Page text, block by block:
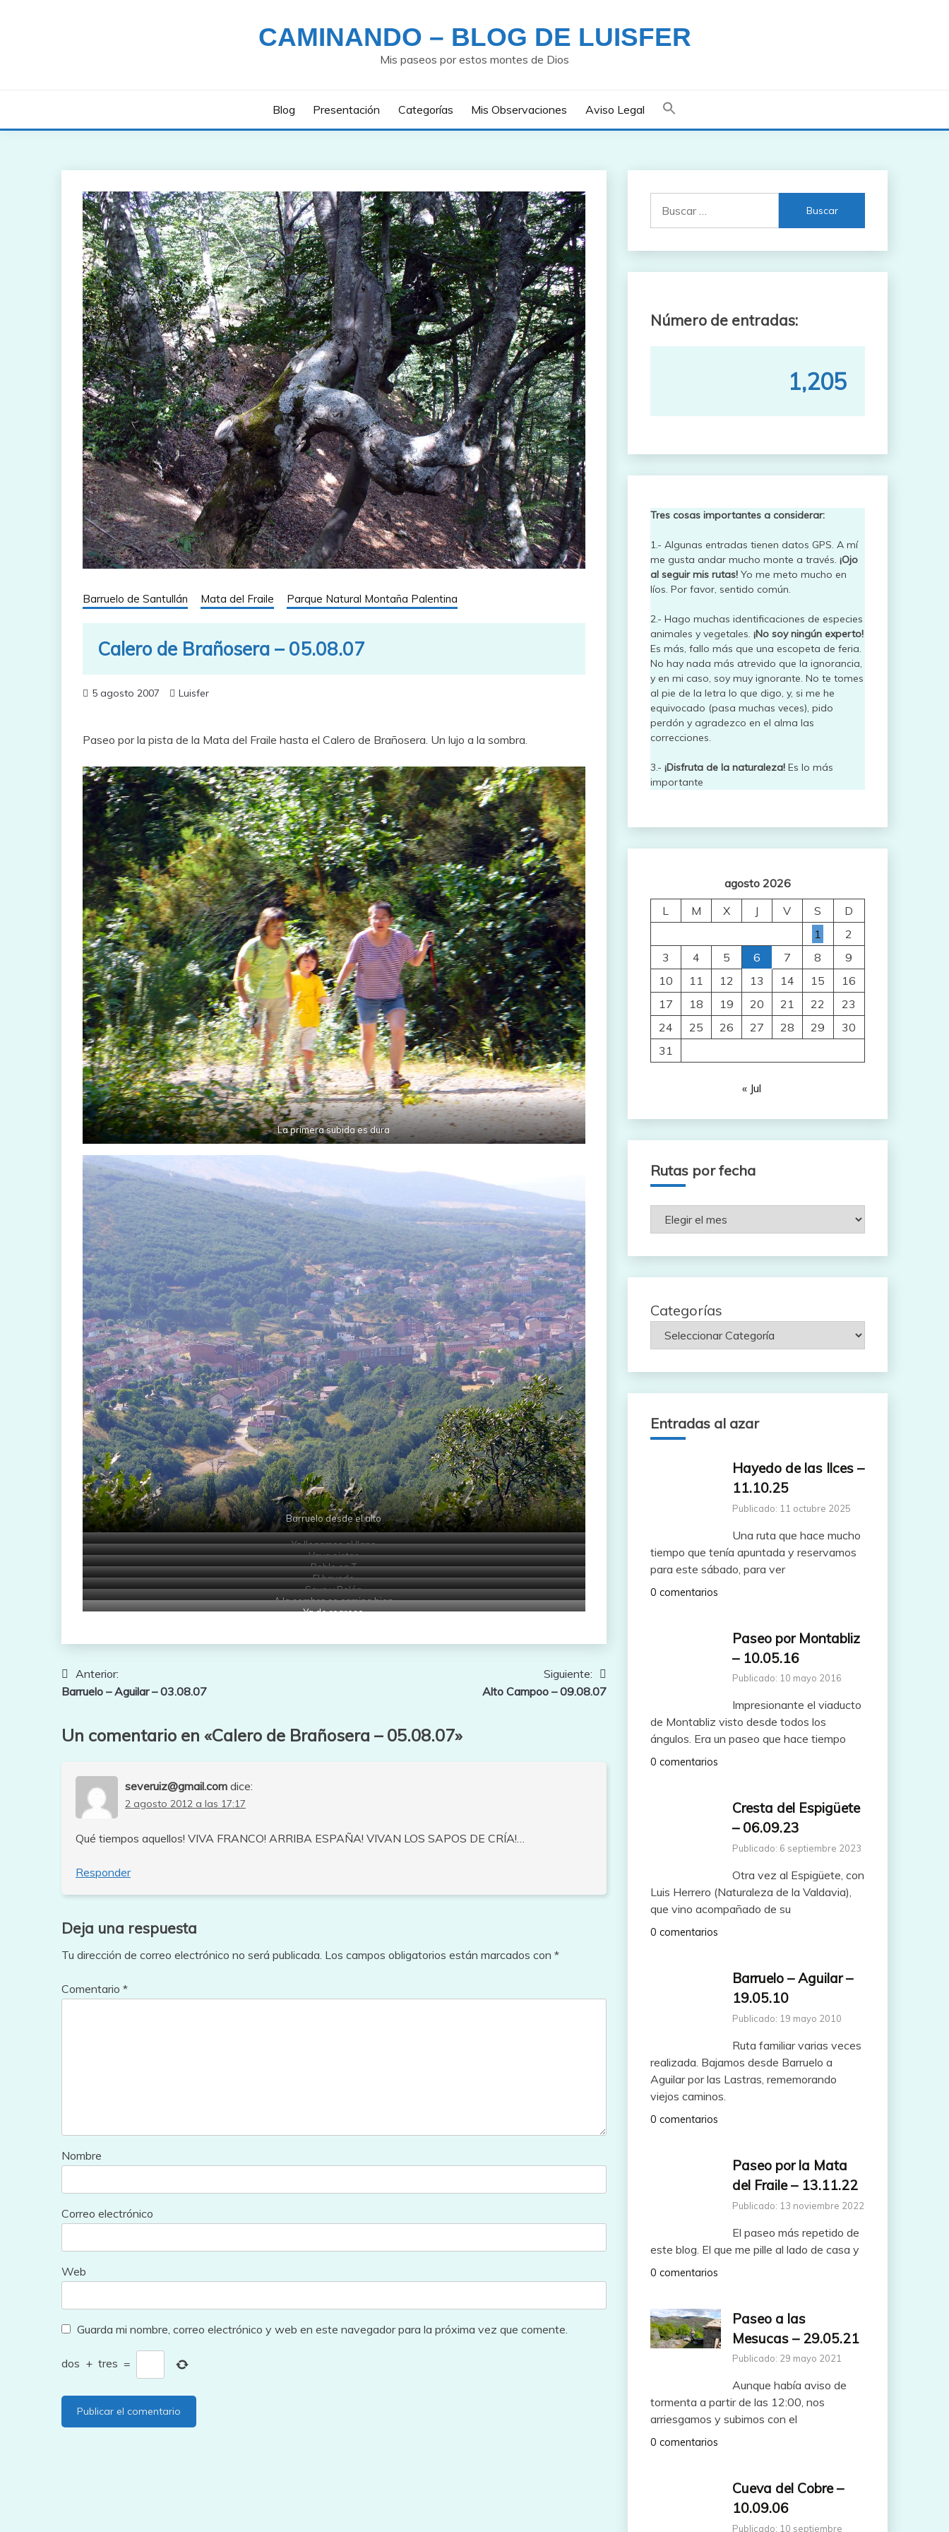
CAMINANDO – BLOG DE LUISFER
Mis paseos por estos montes de Dios
Blog Presentación Categorías Mis Observaciones Aviso Legal
Barruelo de Santullán Mata del Fraile Parque Natural Montaña Palentina
Calero de Brañosera – 05.08.07
5 agosto 2007 Luisfer
Paseo por la pista de la Mata del Fraile hasta el Calero de Brañosera. Un lujo a la sombra.
La primera subida es dura
Barruelo desde el alto
Ya llegamos al llano
Vaya pintas
Roble en T
El hayedo
Seve y Belén
A la sombra se camina bien
Ya de regreso
Navegación
de
entradas
Anterior:
Barruelo – Aguilar – 03.08.07
Siguiente:
Alto Campoo – 09.08.07
Un comentario en «Calero de Brañosera – 05.08.07»
severuiz@gmail.com dice:
2 agosto 2012 a las 17:17
Qué tiempos aquellos! VIVA FRANCO! ARRIBA ESPAÑA! VIVAN LOS SAPOS DE CRÍA!…
Responder
Deja una respuesta
Tu dirección de correo electrónico no será publicada. Los campos obligatorios están marcados con *
Comentario *
Nombre
Correo electrónico
Web
Guarda mi nombre, correo electrónico y web en este navegador para la próxima vez que comente.
dos + tres =
Número de entradas:
1,205
Tres cosas importantes a considerar:
1.- Algunas entradas tienen datos GPS. A mí
me gusta andar mucho monte a través. ¡Ojo
al seguir mis rutas!Yo me meto mucho en
líos. Por favor, sentido común.
2.- Hago muchas identificaciones de especies
animales y vegetales. ¡No soy ningún experto!
Es más, fallo más que una escopeta de feria.
No hay nada más atrevido que la ignorancia,
y en mi caso, soy muy ignorante. No te tomes
al pie de la letra lo que digo, y, si me he
equivocado (pasa muchas veces), pido
perdón y agradezco en el alma las
correcciones.
3.- ¡Disfruta de la naturaleza!Es lo más
importante
agosto 2026
L
M X J V S
D
1
2
3
4 5 6 7 8
9
10
11 12 13 14 15
16
17
18 19 20 21 22
23
24
25 26 27 28 29
30
31
« Jul
Rutas por fecha
Rutas
Categorías
Entradas al azar
Hayedo de las Ilces –
11.10.25
Publicado: 11 octubre 2025
Una ruta que hace mucho
tiempo que tenía apuntada y reservamos
para este sábado, para ver
0 comentarios
Paseo por Montabliz
– 10.05.16
Publicado: 10 mayo 2016
Impresionante el viaducto
de Montabliz visto desde todos los
ángulos. Era un paseo que hace tiempo
0 comentarios
Cresta del Espigüete
– 06.09.23
Publicado: 6 septiembre 2023
Otra vez al Espigüete, con
Luis Herrero (Naturaleza de la Valdavia),
que vino acompañado de su
0 comentarios
Barruelo – Aguilar –
19.05.10
Publicado: 19 mayo 2010
Ruta familiar varias veces
realizada. Bajamos desde Barruelo a
Aguilar por las Lastras, rememorando
viejos caminos.
0 comentarios
Paseo por la Mata
del Fraile – 13.11.22
Publicado: 13 noviembre 2022
El paseo más repetido de
este blog. El que me pille al lado de casa y
0 comentarios
Paseo a las
Mesucas – 29.05.21
Publicado: 29 mayo 2021
Aunque había aviso de
tormenta a partir de las 12:00, nos
arriesgamos y subimos con el
0 comentarios
Cueva del Cobre –
10.09.06
Publicado: 10 septiembre